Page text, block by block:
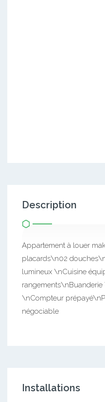
Description
Appartement à louer
placards\n02
lumineux \nCuisine
\nCompteur
négociable
Installations